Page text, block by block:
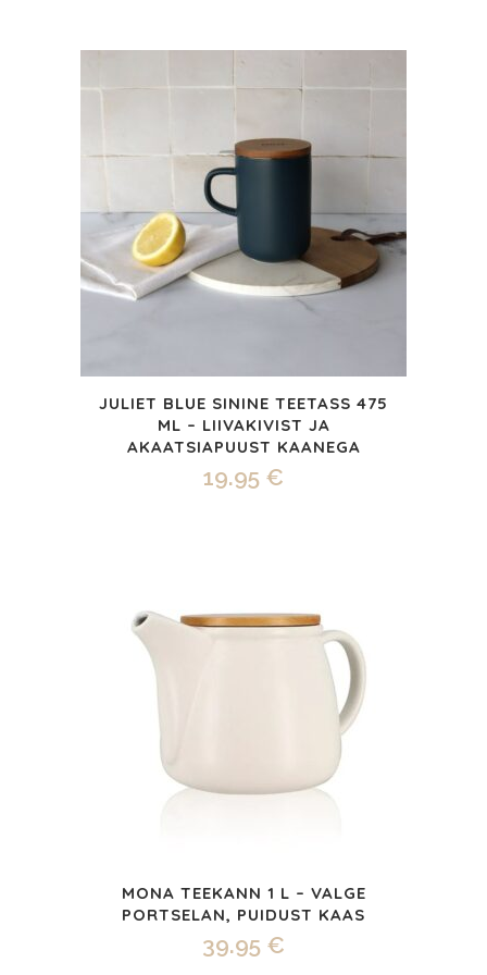
JULIET BLUE SININE TEETASS 475
ML – LIIVAKIVIST JA
AKAATSIAPUUST KAANEGA
19.95 €
MONA TEEKANN 1 L – VALGE
PORTSELAN, PUIDUST KAAS
39.95 €